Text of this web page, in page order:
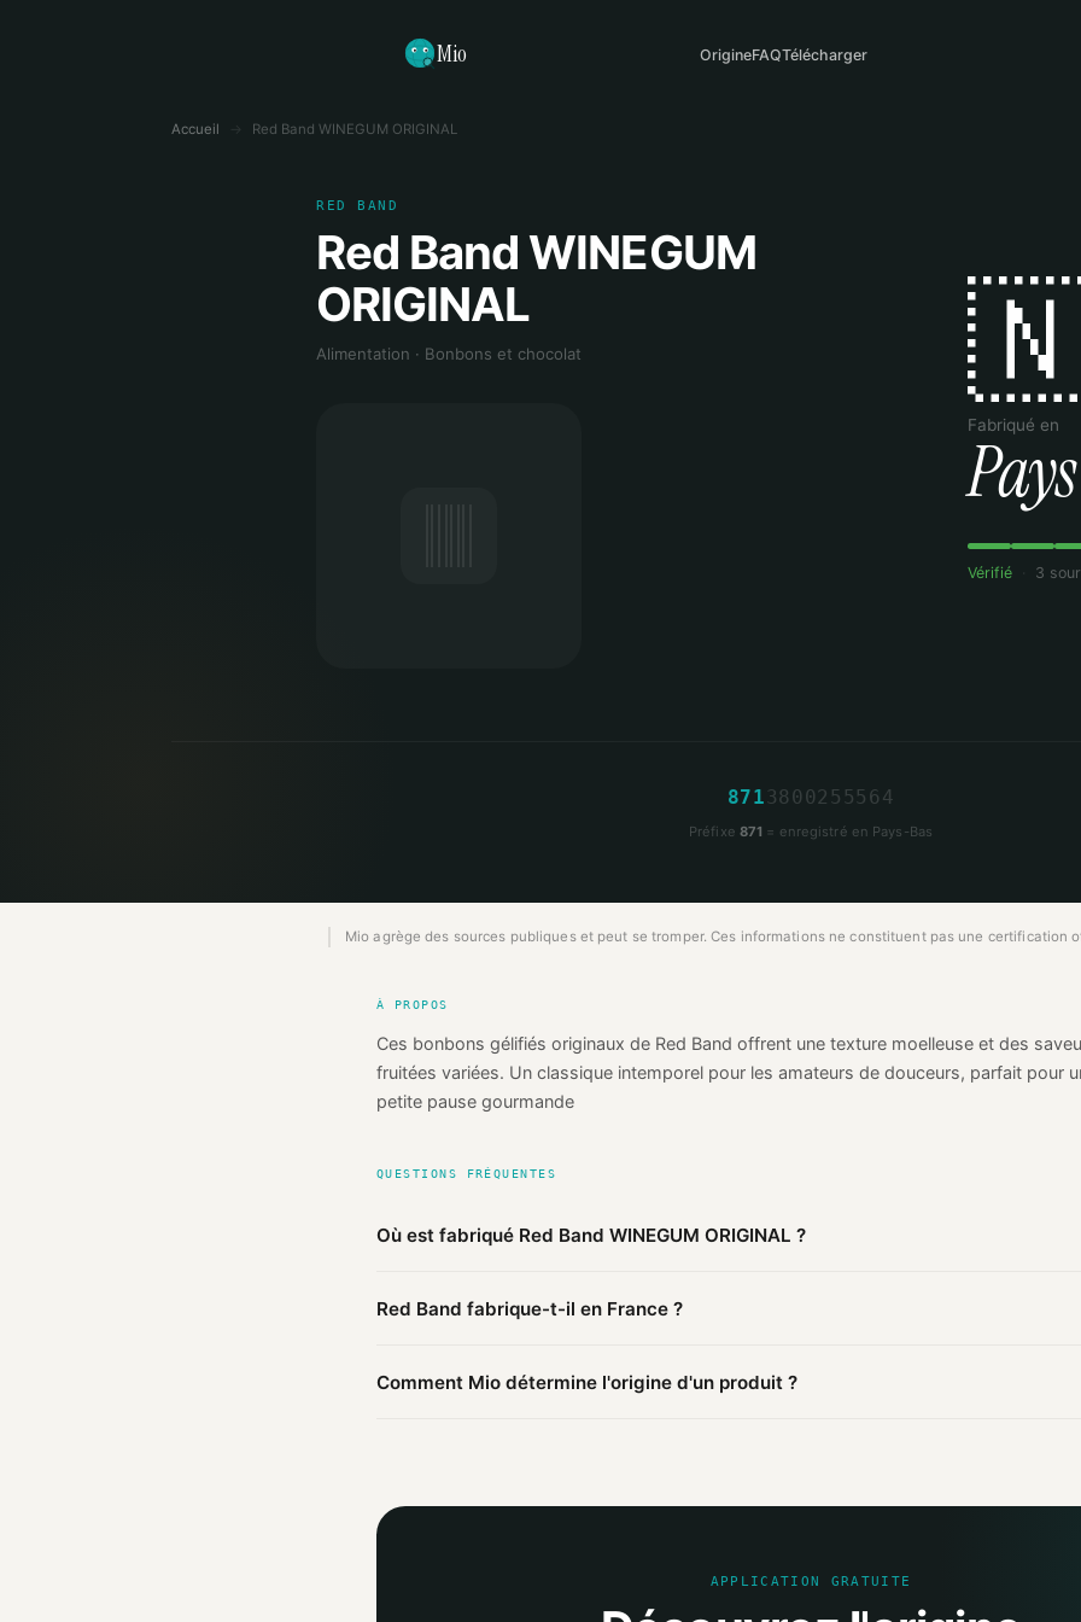
Mio OrigineFAQTélécharger
Accueil Red Band WINEGUM ORIGINAL
RED BAND
Red Band WINEGUM
ORIGINAL
Alimentation · Bonbons et chocolat
Fabriqué en
Vérifié 3
87138 0 02 5 5 5 6 4
Préfixe 871 = enregistré en Pays-Bas
Mio agrège des sources publiques et peut se tromper. Ces informations ne constituent pas une certification
À PROPOS
Ces bonbons gélifiés originaux de Red Band offrent une texture moelleuse et des
fruitées variées. Un classique intemporel pour les amateurs de douceurs, parfait pour
petite pause gourmande
QUESTIONS FRÉQUENTES
Où est fabriqué Red Band WINEGUM ORIGINAL ?
fabriqué enPays-Bas(vérifié). Cette information est basée sur 3 sources publiques.
Red Band fabrique-t-il en France ?
ailleurs.
Comment Mio détermine l'origine d'un produit ?
APPLICATION GRATUITE